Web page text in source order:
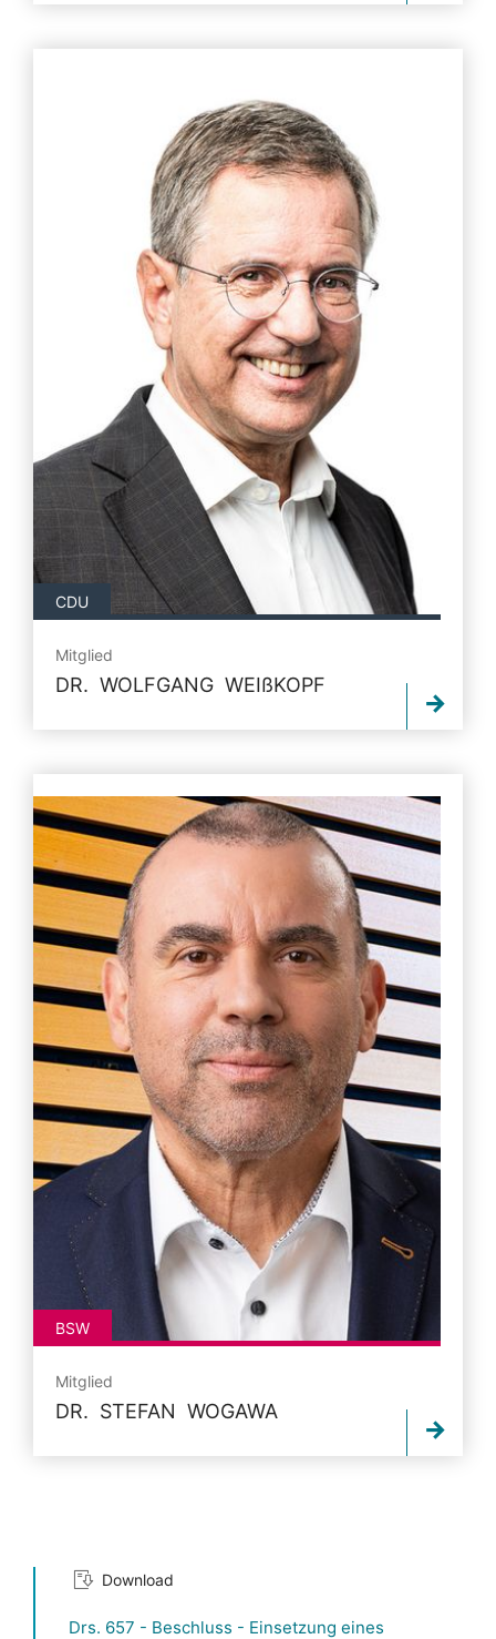
CDU
Mitglied
DR. WOLFGANG WEIßKOPF
BSW
Mitglied
DR. STEFAN WOGAWA
Download
Drs. 657 - Beschluss - Einsetzung eines